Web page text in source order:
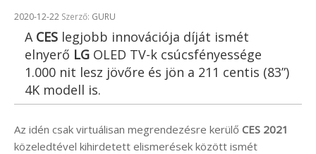
Beküldve:
2020-12-22 Szerző: GURU
A CES legjobb innovációja díját ismét
elnyerő LG OLED TV-k csúcsfényessége
1.000 nit lesz jövőre és jön a 211 centis (83”)
4K modell is.
Az idén csak virtuálisan megrendezésre kerülő CES 2021
közeledtével kihirdetett elismerések között ismét